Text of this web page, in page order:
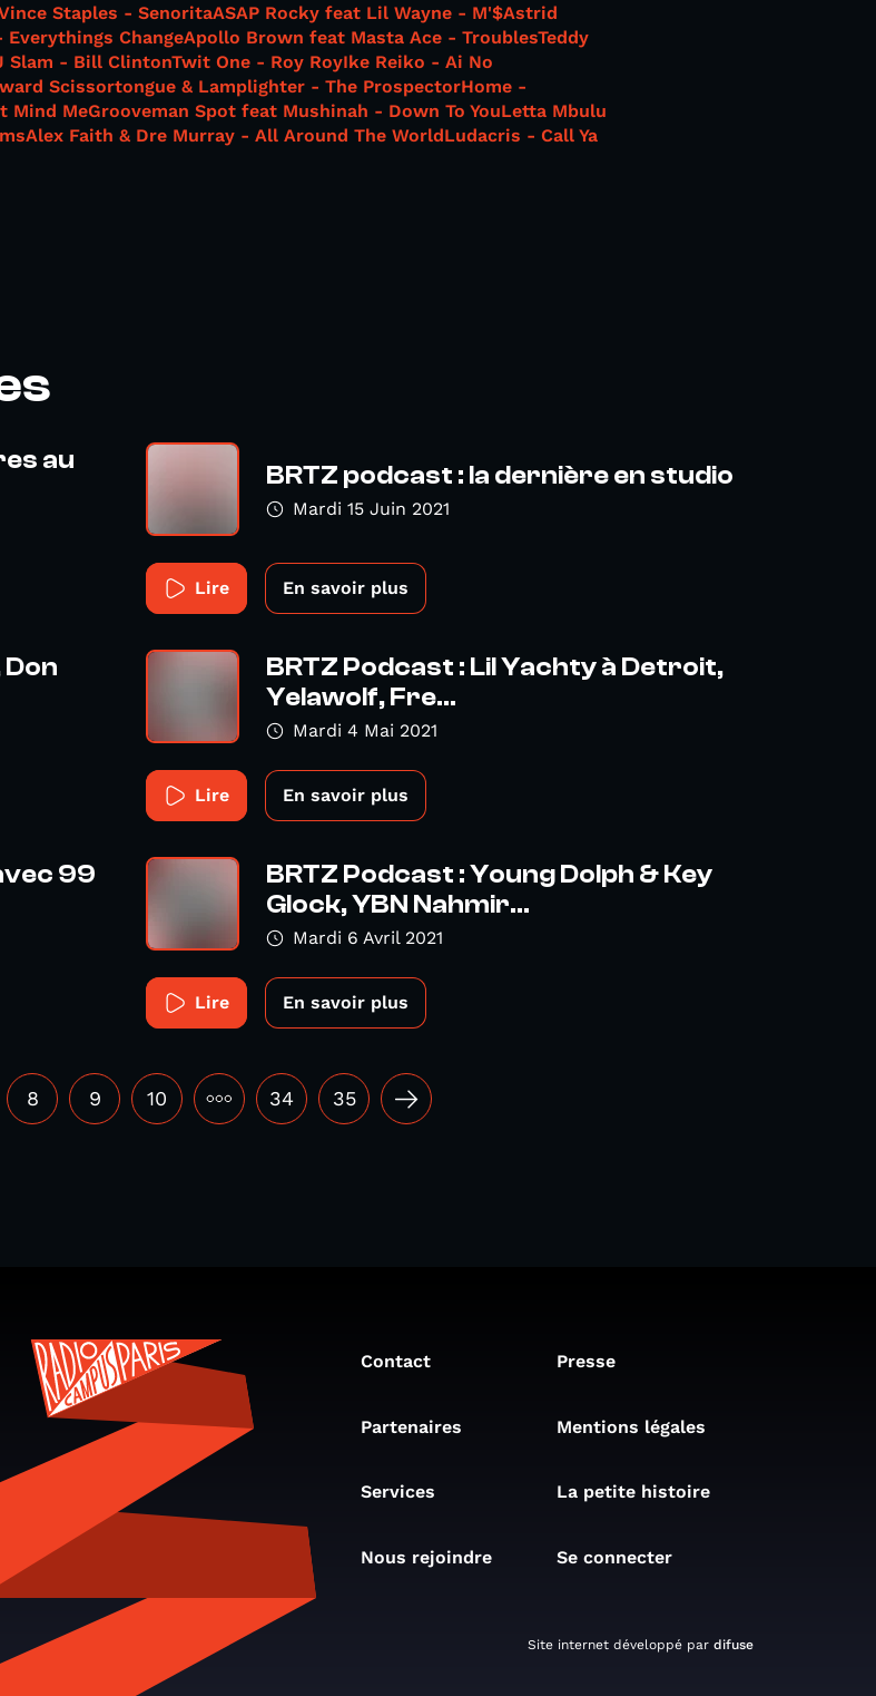
Staples - SenoritaASAP Rocky feat Lil Wayne - M'$Astrid
Everythings ChangeApollo Brown feat Masta Ace - TroublesTeddy
Slam - Bill ClintonTwit One - Roy RoyIke Reiko - Ai No
Scissortongue & Lamplighter - The ProspectorHome -
Mind MeGrooveman Spot feat Mushinah - Down To YouLetta Mbulu
Alex Faith & Dre Murray - All Around The WorldLudacris - Call Ya
au
BRTZ podcast : la dernière en studio
Mardi 15 Juin 2021
Lire En savoir plus
BRTZ Podcast : Lil Yachty à Detroit,
Yelawolf, Fre...
Mardi 4 Mai 2021
Lire En savoir plus
99
BRTZ Podcast : Young Dolph & Key
Glock, YBN Nahmir...
Mardi 6 Avril 2021
Lire En savoir plus
8 9 10 ••• 34 35
Contact Presse
Partenaires Mentions légales
Services La petite histoire
Nous rejoindre Se connecter
Site internet développé par difuse